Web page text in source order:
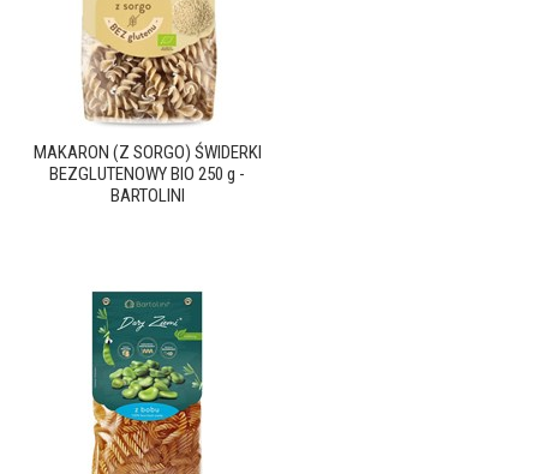
MAKARON (Z SORGO) ŚWIDERKI
BEZGLUTENOWY BIO 250 g -
BARTOLINI